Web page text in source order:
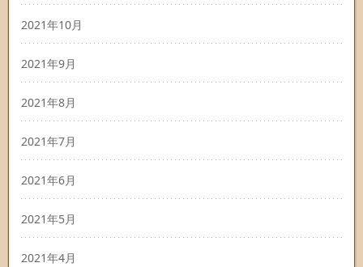
2021年10月
2021年9月
2021年8月
2021年7月
2021年6月
2021年5月
2021年4月